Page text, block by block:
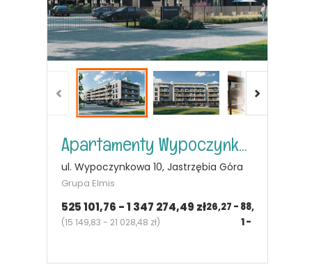
Apartamenty Wypoczynkowa
ul. Wypoczynkowa 10, Jastrzębia Góra
Grupa Elmis
525 101,76 - 1 347 274,49 zł
(15 149,83 - 21 028,48 zł)
26,27 - 88,93
1 - 3